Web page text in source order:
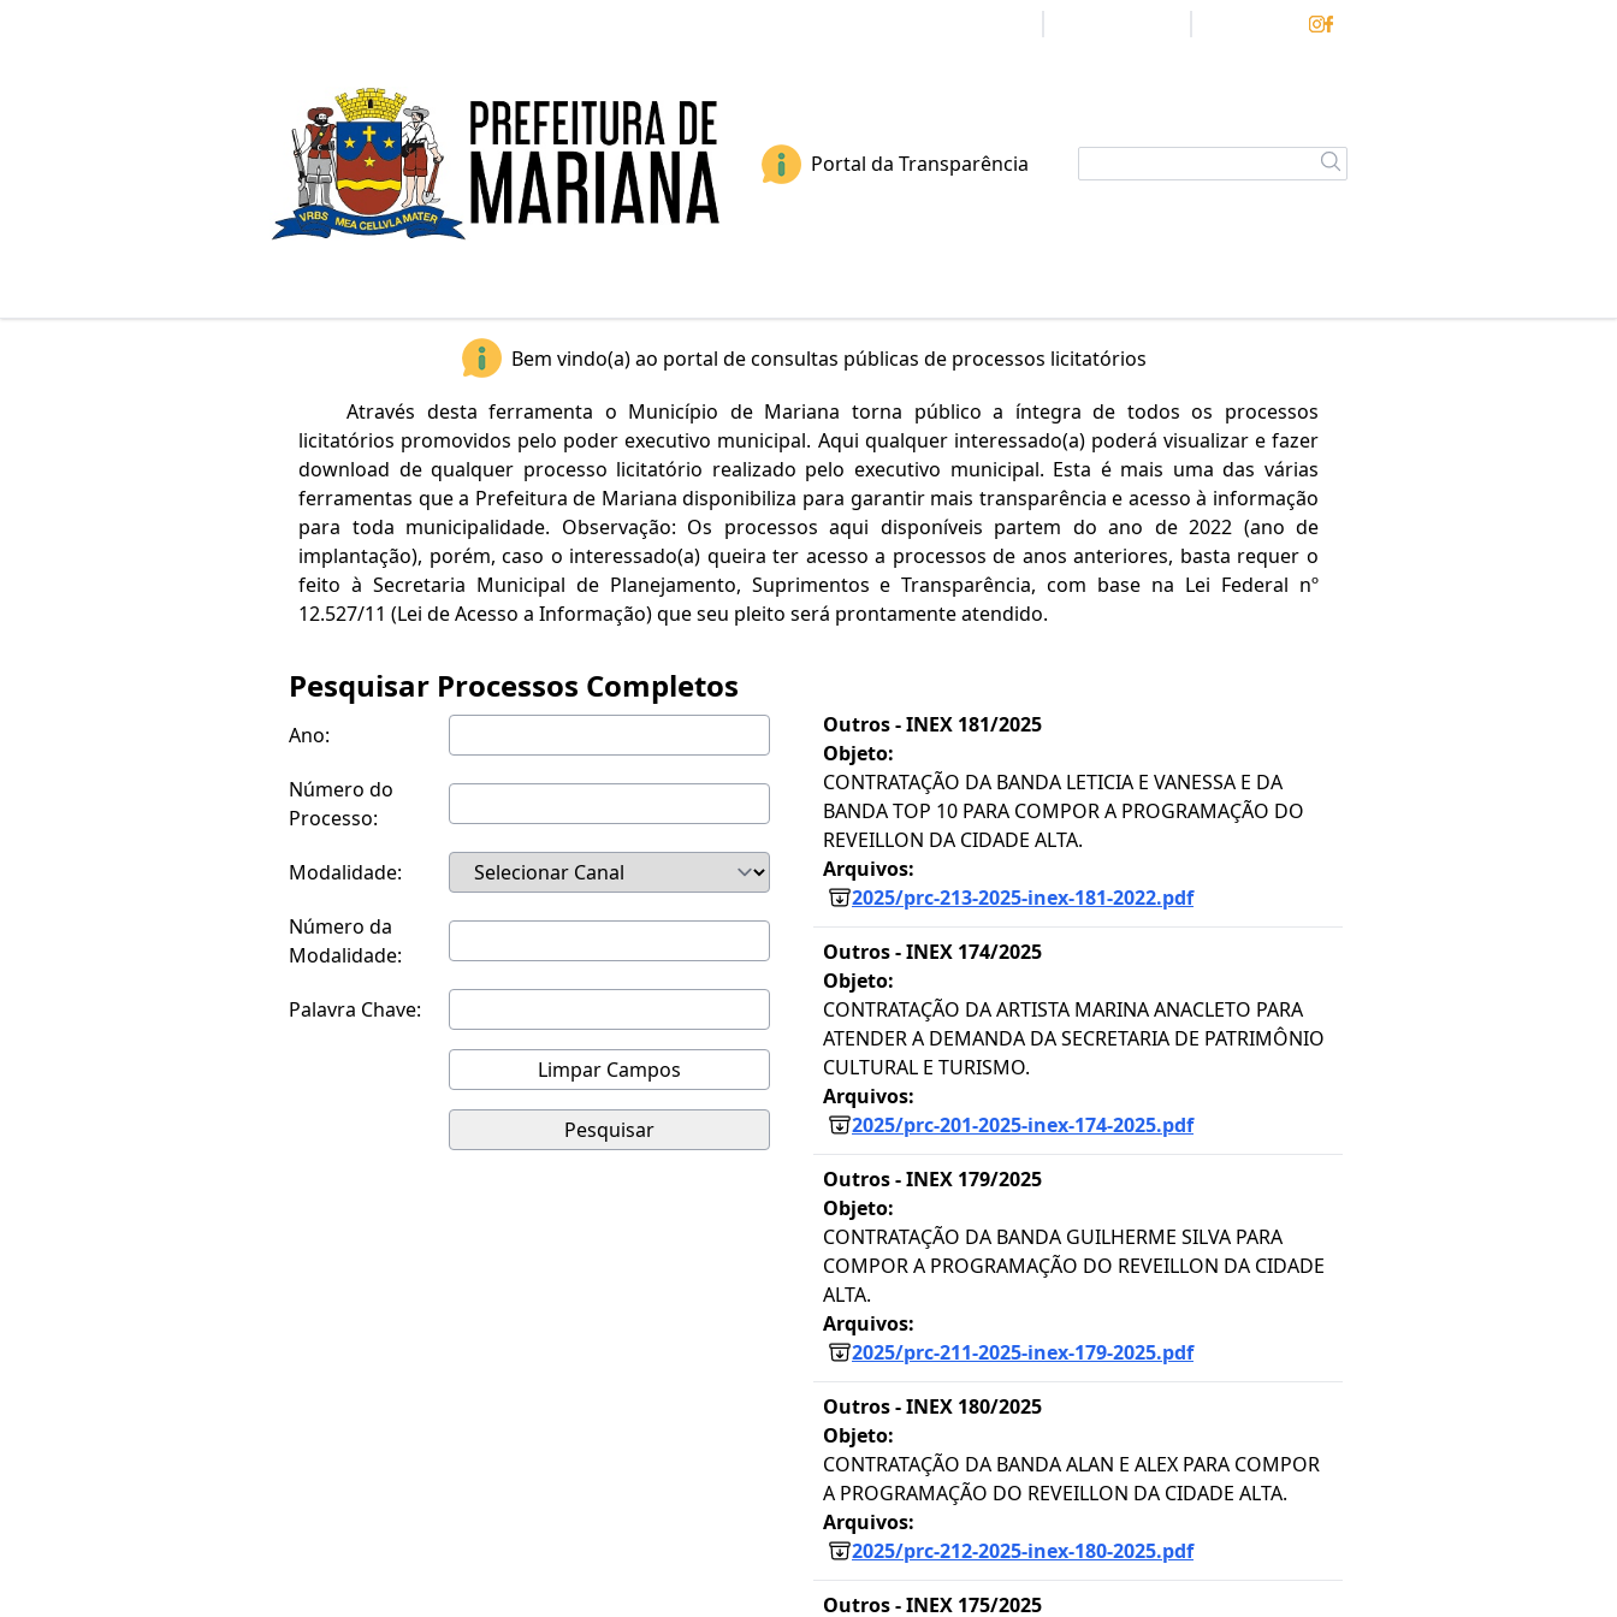
Portal da Transparência
Bem vindo(a) ao portal de consultas públicas de processos licitatórios
Através desta ferramenta o Município de Mariana torna público a íntegra de todos os processos
licitatórios promovidos pelo poder executivo municipal. Aqui qualquer interessado(a) poderá visualizar e fazer
download de qualquer processo licitatório realizado pelo executivo municipal. Esta é mais uma das várias
ferramentas que a Prefeitura de Mariana disponibiliza para garantir mais transparência e acesso à informação
para toda municipalidade. Observação: Os processos aqui disponíveis partem do ano de 2022 (ano de
implantação), porém, caso o interessado(a) queira ter acesso a processos de anos anteriores, basta requer o
feito à Secretaria Municipal de Planejamento, Suprimentos e Transparência, com base na Lei Federal nº
12.527/11 (Lei de Acesso a Informação) que seu pleito será prontamente atendido.
Pesquisar Processos Completos
Ano:
Número do
Processo:
Modalidade:
Número da
Modalidade:
Palavra Chave:
Limpar Campos
Pesquisar
Outros -INEX 181/2025
Objeto:
CONTRATAÇÃO DA BANDA LETICIA E VANESSA E DA
BANDA TOP 10 PARA COMPOR A PROGRAMAÇÃO DO
REVEILLON DA CIDADE ALTA.
Arquivos:
2025/prc-213-2025-inex-181-2022.pdf
Outros -INEX 174/2025
Objeto:
CONTRATAÇÃO DA ARTISTA MARINA ANACLETO PARA
ATENDER A DEMANDA DA SECRETARIA DE PATRIMÔNIO
CULTURAL E TURISMO.
Arquivos:
2025/prc-201-2025-inex-174-2025.pdf
Outros -INEX 179/2025
Objeto:
CONTRATAÇÃO DA BANDA GUILHERME SILVA PARA
COMPOR A PROGRAMAÇÃO DO REVEILLON DA CIDADE
ALTA.
Arquivos:
2025/prc-211-2025-inex-179-2025.pdf
Outros -INEX 180/2025
Objeto:
CONTRATAÇÃO DA BANDA ALAN E ALEX PARA COMPOR
A PROGRAMAÇÃO DO REVEILLON DA CIDADE ALTA.
Arquivos:
2025/prc-212-2025-inex-180-2025.pdf
Outros -INEX 175/2025